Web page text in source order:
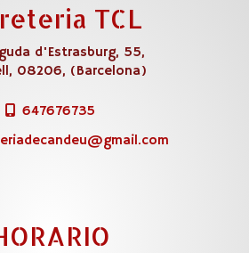
TCL
d'Estrasburg, 55,
, 08206, (Barcelona)
647676735
gmail.com